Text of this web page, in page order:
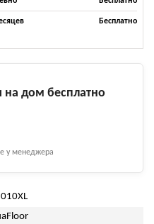
Бесплатно
дом бесплатно
у менеджера